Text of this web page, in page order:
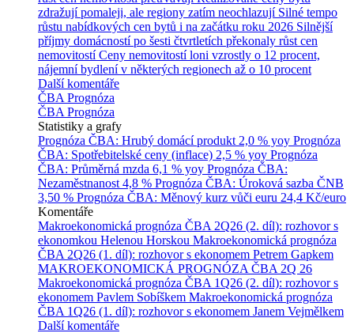
zdražují pomaleji, ale regiony zatím neochlazují Silné tempo
růstu nabídkových cen bytů i na začátku roku 2026 Silnější
příjmy domácností po šesti čtvrtletích překonaly růst cen
nemovitostí Ceny nemovitostí loni vzrostly o 12 procent,
nájemní bydlení v některých regionech až o 10 procent
Další komentáře
ČBA Prognóza
ČBA Prognóza
Statistiky a grafy
Prognóza ČBA: Hrubý domácí produkt 2,0 % yoy Prognóza
ČBA: Spotřebitelské ceny (inflace) 2,5 % yoy Prognóza
ČBA: Průměrná mzda 6,1 % yoy Prognóza ČBA:
Nezaměstnanost 4,8 % Prognóza ČBA: Úroková sazba ČNB
3,50 % Prognóza ČBA: Měnový kurz vůči euru 24,4 Kč/euro
Komentáře
Makroekonomická prognóza ČBA 2Q26 (2. díl): rozhovor s
ekonomkou Helenou Horskou Makroekonomická prognóza
ČBA 2Q26 (1. díl): rozhovor s ekonomem Petrem Gapkem
MAKROEKONOMICKÁ PROGNÓZA ČBA 2Q 26
Makroekonomická prognóza ČBA 1Q26 (2. díl): rozhovor s
ekonomem Pavlem Sobíškem Makroekonomická prognóza
ČBA 1Q26 (1. díl): rozhovor s ekonomem Janem Vejmělkem
Další komentáře